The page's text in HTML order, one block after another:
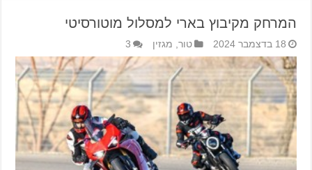
המרחק מקיבוץ בארי למסלול מוטורסיטי
18 בדצמבר 2024 טור, מגזין 3